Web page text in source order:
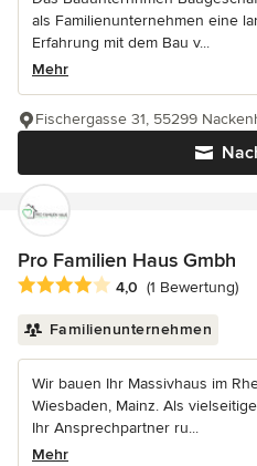
als Familienunternehmen eine
Erfahrung mit dem Bau v...
Mehr
Fischergasse 31, 55299
Pro Familien Haus Gmbh
Durchschnittliche Bewertung:
4,0 (1 Bewertung)
Familienunternehmen
Wir bauen Ihr Massivhaus im
Wiesbaden, Mainz. Als
Ihr Ansprechpartner ru...
Mehr